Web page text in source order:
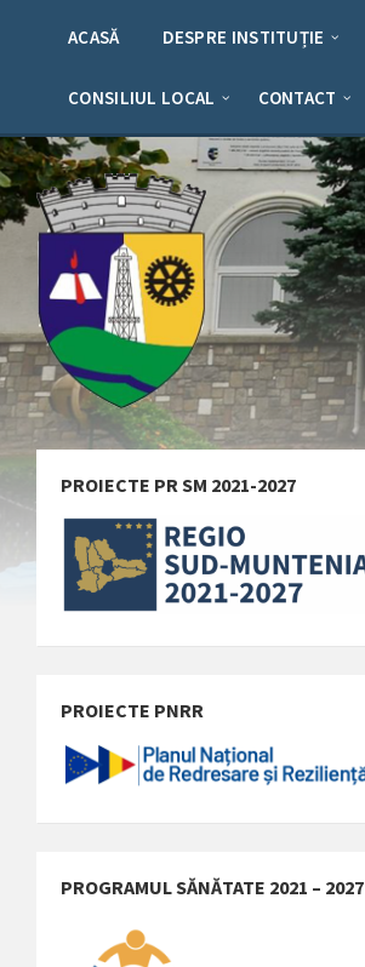
ACASĂ DESPRE INSTITUȚIE
CONSILIUL LOCAL CONTACT
PROIECTE PR SM 2021-2027
PROIECTE PNRR
PROGRAMUL SĂNĂTATE 2021 – 2027